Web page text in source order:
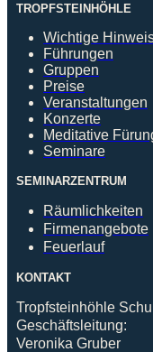
TROPFSTEINHÖHLE
Wichtige
Führungen
Gruppen
Preise
Veranstaltungen
Konzerte
Meditative
Seminare
SEMINARZENTRUM
Räumlichkeiten
Firmenangebote
Feuerlauf
KONTAKT
Tropfsteinhöhle
Geschäftsleitung:
Veronika Gruber